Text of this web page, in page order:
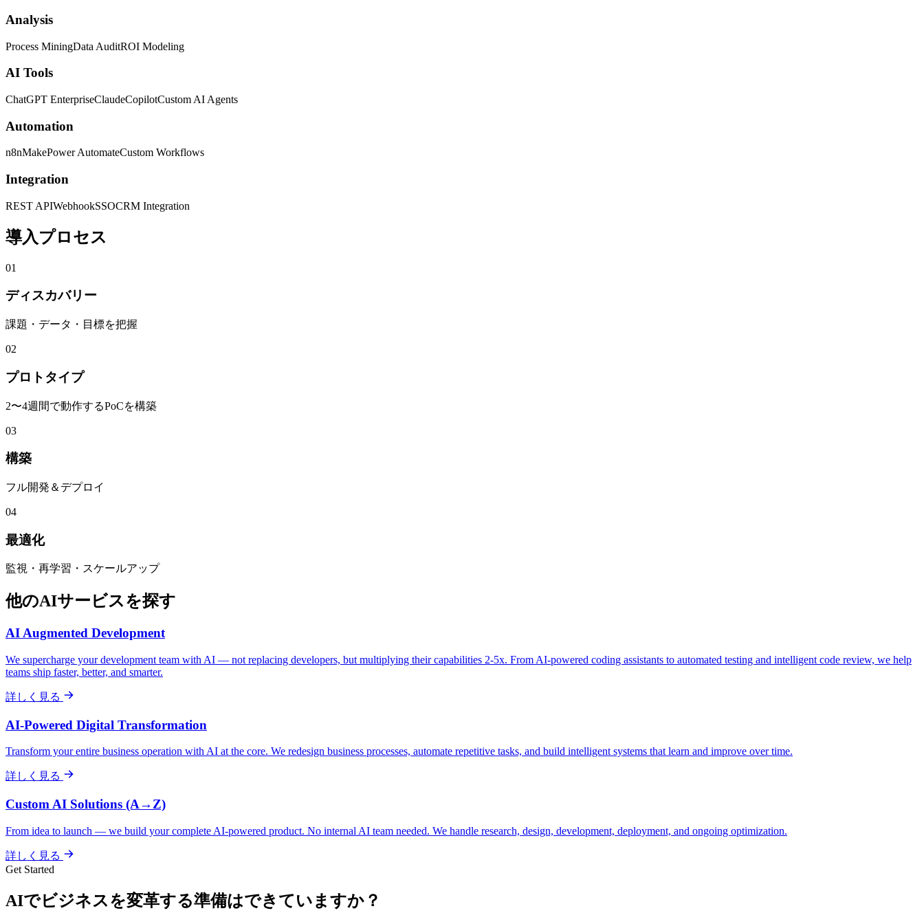
Analysis
Process MiningData AuditROI Modeling
AI Tools
ChatGPT EnterpriseClaudeCopilotCustom AI Agents
Automation
n8nMakePower AutomateCustom Workflows
Integration
REST APIWebhookSSOCRM Integration
導入プロセス
01
ディスカバリー
課題・データ・目標を把握
02
プロトタイプ
2〜4週間で動作するPoCを構築
03
構築
フル開発＆デプロイ
04
最適化
監視・再学習・スケールアップ
他のAIサービスを探す
AI Augmented Development
We supercharge your development team with AI — not replacing developers, but multiplying their capabilities 2-5x. From AI-powered coding assistants to automated testing and intelligent code review, we help
teams ship faster, better, and smarter.
詳しく見る
AI-Powered Digital Transformation
Transform your entire business operation with AI at the core. We redesign business processes, automate repetitive tasks, and build intelligent systems that learn and improve over time.
詳しく見る
Custom AI Solutions (A→Z)
From idea to launch — we build your complete AI-powered product. No internal AI team needed. We handle research, design, development, deployment, and ongoing optimization.
詳しく見る
Get Started
AIでビジネスを変革する準備はできていますか？